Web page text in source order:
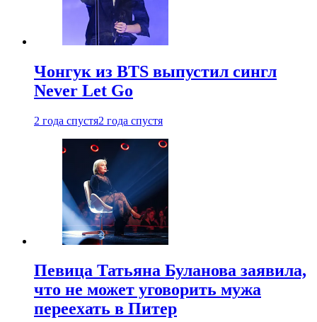
Чонгук из BTS выпустил сингл
Never Let Go
2 года спустя2 года спустя
Певица Татьяна Буланова заявила,
что не может уговорить мужа
переехать в Питер